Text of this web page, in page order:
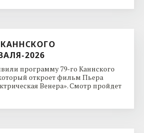
2026
программу 79-го Каннского
откроет фильм Пьера
Венера». Смотр пройдет